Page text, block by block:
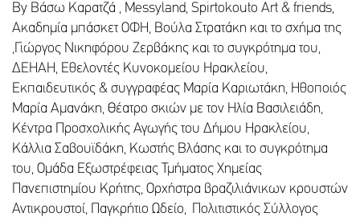
By Βάσω Καρατζά , Messyland, Spirtokouto Art & friends,
Ακαδημία μπάσκετ ΟΦΗ, Βούλα Στρατάκη και το σχήμα της
,Γιώργος Νικηφόρου Ζερβάκης και το συγκρότημα του,
ΔΕΗΑΗ, Εθελοντές Κυνοκομείου Ηρακλείου,
Εκπαιδευτικός & συγγραφέας Μαρία Καριωτάκη, Ηθοποιός
Μαρία Αμανάκη, Θέατρο σκιών με τον Ηλία Βασιλειάδη,
Κέντρα Προσχολικής Αγωγής του Δήμου Ηρακλείου,
Κάλλια Σαβουϊδάκη, Κωστής Βλάσης και το συγκρότημα
του, Ομάδα Εξωστρέφειας Τμήματος Χημείας
Πανεπιστημίου Κρήτης, Ορχήστρα βραζιλιάνικων κρουστών
Αντικρουστοί, Παγκρήτιο Ωδείο, Πολιτιστικός Σύλλογος